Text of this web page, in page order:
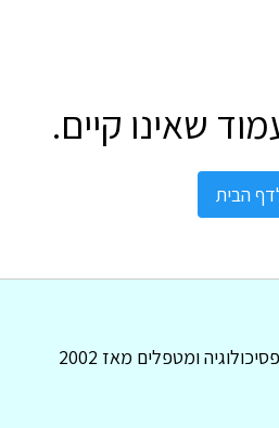
שאינו קיים.
הבית
ומטפלים מאז 2002